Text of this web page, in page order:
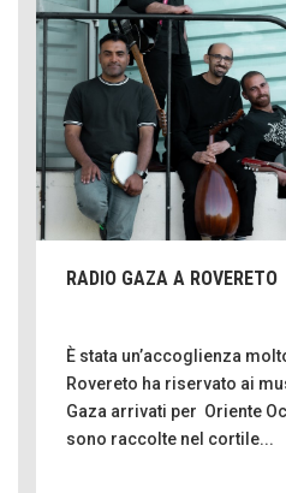
RADIO GAZA A ROVERETO
È stata un’accoglienza
Rovereto ha riservato ai
Gaza arrivati per Oriente
sono raccolte nel cortile...